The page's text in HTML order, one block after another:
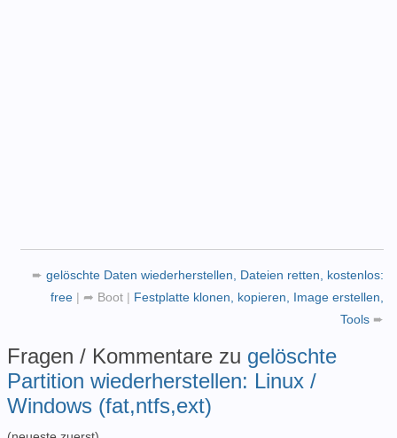
➨ gelöschte Daten wiederherstellen, Dateien retten, kostenlos:
free | ➦ Boot | Festplatte klonen, kopieren, Image erstellen,
Tools ➨
Fragen / Kommentare zu gelöschte
Partition wiederherstellen: Linux /
Windows (fat,ntfs,ext)